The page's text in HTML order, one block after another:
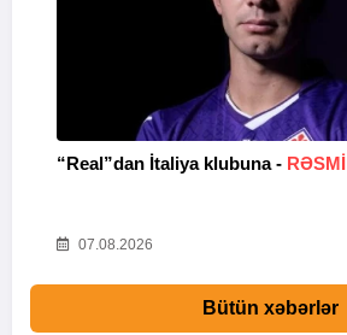
“Real”dan İtaliya klubuna - RƏSMİ
07.08.2026
Bütün xəbərlər